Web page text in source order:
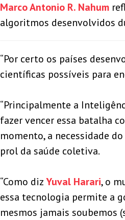
Marco Antonio R. Nahum
algoritmos desenvolvidos
“Por certo os países
científicas possíveis para
“Principalmente a
fazer vencer essa batalha
momento, a necessidade
prol da saúde coletiva.
“Como dizYuval Harari, o
essa tecnologia permite a
mesmos jamais soubemos